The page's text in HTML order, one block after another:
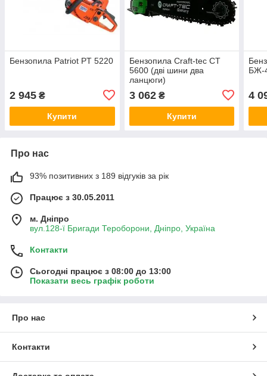
Бензопила Patriot PT 5220
2 945 ₴
Купити
Бензопила Craft-tec CT
5600 (дві шини два
ланцюги)
3 062₴
Купити
БЖ-
4
Про нас
93% позитивних з 189 відгуків за рік
Працює з 30.05.2011
м. Дніпро
вул.128-ї Бригади Тероборони, Дніпро, Україна
Контакти
Сьогодні працює з 08:00 до 13:00
Показати весь графік роботи
Про нас
Контакти